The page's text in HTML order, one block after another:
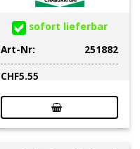
sofort lieferbar
Art-Nr:
251882
CHF5.55